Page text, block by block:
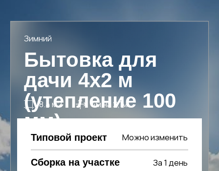
Бытовка для
дачи 4х2 м
(утепление 100
мм)
85 000руб.
Можно изменить
Цена за материал
Сборка на участке
Оплата по факту Цена не вырастет
Цену под ключ с учетом доставки и
монтажа уточняйте у менеджера!